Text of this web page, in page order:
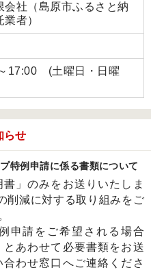
会社（島原市ふるさと納
者）
17:00 (土曜日・日曜
らせ
特例申請に係る書類について
」のみをお送りいたしま
削減に対する取り組みをご
申請をご希望される場合
あわせて必要書類をお送
わせ窓口へご連絡くださ